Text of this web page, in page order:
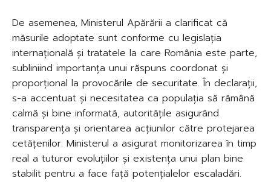
De asemenea, Ministerul Apărării a clarificat că
măsurile adoptate sunt conforme cu legislația
internațională și tratatele la care România este parte,
subliniind importanța unui răspuns coordonat și
proporțional la provocările de securitate. În declarații,
s-a accentuat și necesitatea ca populația să rămână
calmă și bine informată, autoritățile asigurând
transparența și orientarea acțiunilor către protejarea
cetățenilor. Ministerul a asigurat monitorizarea în timp
real a tuturor evoluțiilor și existența unui plan bine
stabilit pentru a face față potențialelor escaladări.